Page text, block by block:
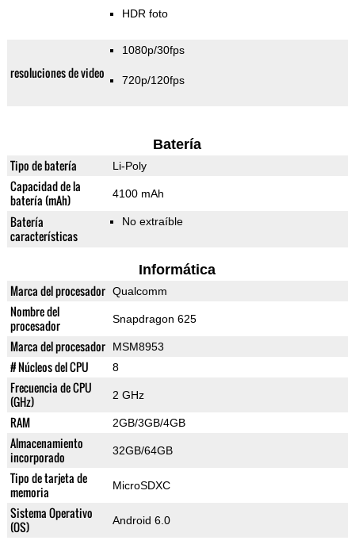
HDR foto
resoluciones de video
1080p/30fps
720p/120fps
Batería
Tipo de batería Li-Poly
Capacidad de la
batería (mAh)
4100 mAh
Batería
características
No extraíble
Informática
Marca del procesador Qualcomm
Nombre del
procesador
Snapdragon 625
Marca del procesador MSM8953
# Núcleos del CPU 8
Frecuencia de CPU
(GHz)
2 GHz
RAM 2GB/3GB/4GB
Almacenamiento
incorporado
32GB/64GB
Tipo de tarjeta de
memoria
MicroSDXC
Sistema Operativo
(OS)
Android 6.0